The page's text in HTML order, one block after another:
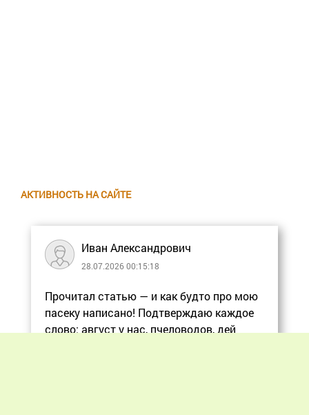
АКТИВНОСТЬ НА САЙТЕ
Иван Александрович
28.07.2026 00:15:18
Прочитал статью — и как будто про мою
пасеку написано! Подтверждаю каждое
слово: август у нас, пчеловодов, дей